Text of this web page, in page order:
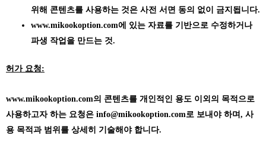
위해 콘텐츠를 사용하는 것은 사전 서면 동의 없이 금지됩니다.
www.mikookoption.com에
있는 자료를 기반으로 수정하거나
파생 작업을 만드는 것.
허가 요청:
www.mikookoption.com의 콘텐츠를 개인적인 용도 이외의 목적으로
사용하고자 하는 요청은 info@mikookoption.com로 보내야 하며, 사
용 목적과 범위를 상세히 기술해야 합니다.